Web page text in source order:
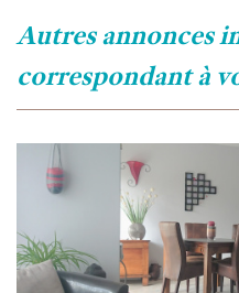
autres annonces immobilières
correspondant à